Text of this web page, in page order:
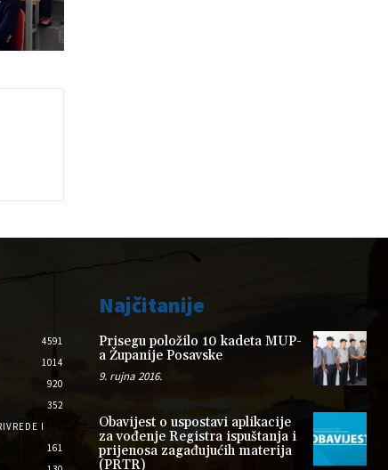
4591
1014
920
352
I
161
Najčitanije
Prisegu položilo 10 kadeta MUP-
a Županije Posavske
9. rujna 2016.
Obavijest o uspostavi aplikacije
za vođenje Registra ispuštanja i
prijenosa zagađujućih materija
(PRTR)